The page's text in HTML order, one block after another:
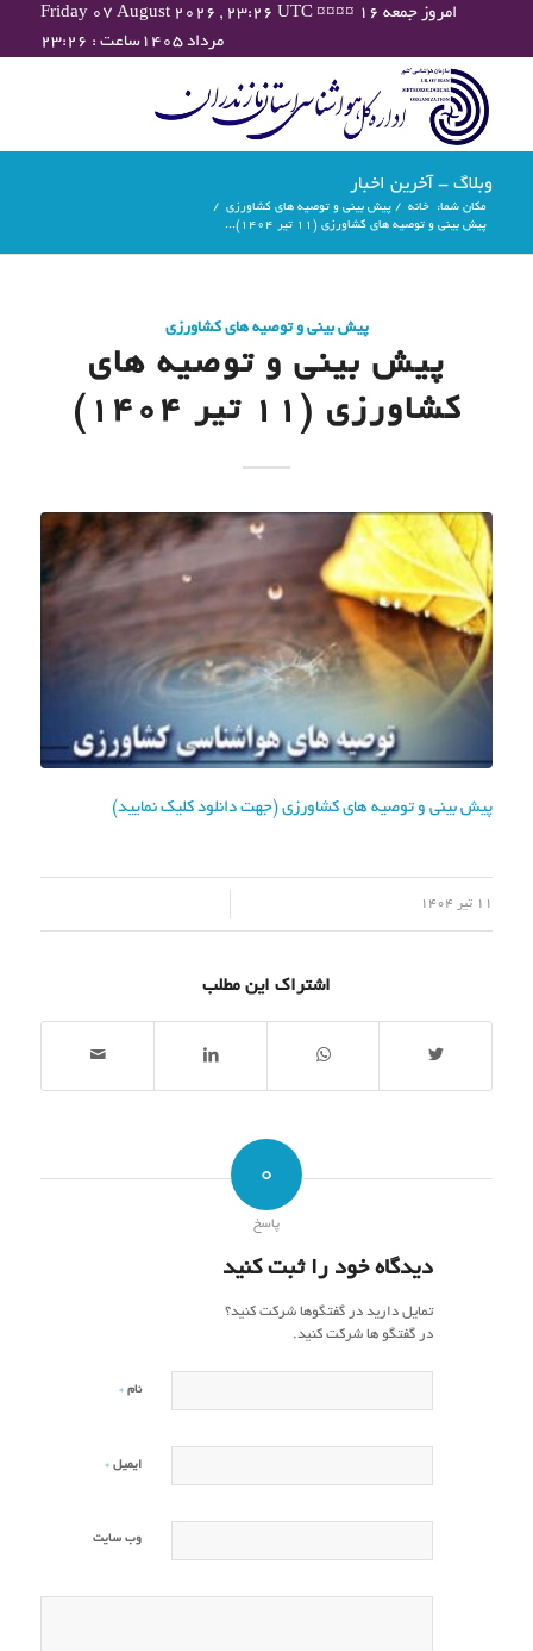
Friday 07 August 2026 , 23:26 UTC ¤¤¤¤ امروز جمعه ۱۶
مرداد ۱۴۰۵ساعت : ۲۳:۲۶
وبلاگ - آخرین اخبار
مکان شما: خانه / پیش بینی و توصیه های کشاورزی /
پیش بینی و توصیه های کشاورزی (11 تیر ۱۴۰۴)...
پیش بینی و توصیه های کشاورزی
پیش بینی و توصیه های
کشاورزی (11 تیر ۱۴۰۴)
پیش بینی و توصیه های کشاورزی (جهت دانلود کلیک نمایید)
11 تیر 1404
اشتراک این مطلب
0
پاسخ
دیدگاه خود را ثبت کنید
تمایل دارید در گفتگوها شرکت کنید؟
در گفتگو ها شرکت کنید.
نام *
ایمیل *
وب‌ سایت